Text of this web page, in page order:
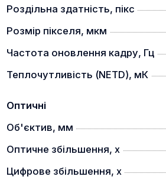
Вбудований високоточний
Дальність виміру 1000 м,
БАЛІСТИЧНИЙ КАЛЬКУЛЯТОР
Балістичний калькулятор для
Роздільна здатність, пікс
Розмір пікселя, мкм
Частота оновлення кадру, Гц
Теплочутливість (NETD), мК
Оптичні
Об'єктив, мм
Оптичне збільшення, x
Цифрове збільшення, x